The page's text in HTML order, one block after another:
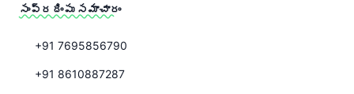
సంప్రదింపు సమాచారం
+91 7695856790
+91 8610887287